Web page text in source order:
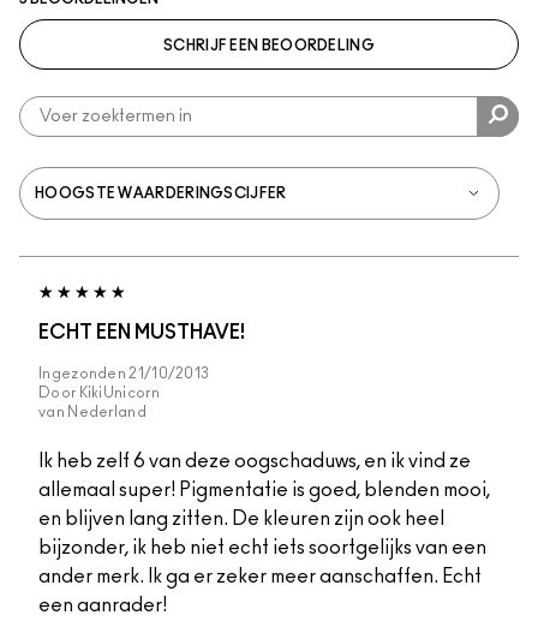
SCHRIJF EEN BEOORDELING
ECHT EEN MUSTHAVE!
Ingezonden 21/10/2013
Door KikiUnicorn
van Nederland
Ik heb zelf 6 van deze oogschaduws, en ik vind ze
allemaal super! Pigmentatie is goed, blenden mooi,
en blijven lang zitten. De kleuren zijn ook heel
bijzonder, ik heb niet echt iets soortgelijks van een
ander merk. Ik ga er zeker meer aanschaffen. Echt
een aanrader!